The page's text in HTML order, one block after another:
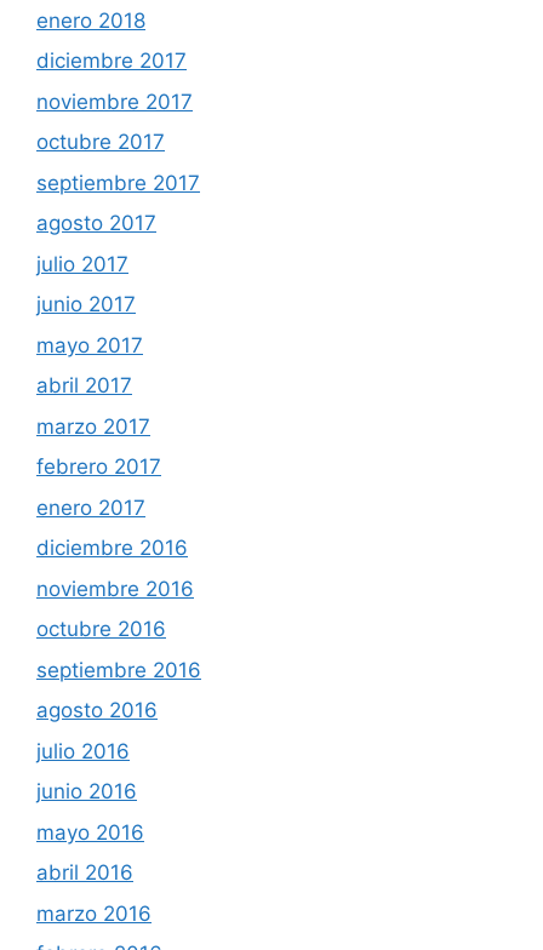
enero 2018
diciembre 2017
noviembre 2017
octubre 2017
septiembre 2017
agosto 2017
julio 2017
junio 2017
mayo 2017
abril 2017
marzo 2017
febrero 2017
enero 2017
diciembre 2016
noviembre 2016
octubre 2016
septiembre 2016
agosto 2016
julio 2016
junio 2016
mayo 2016
abril 2016
marzo 2016